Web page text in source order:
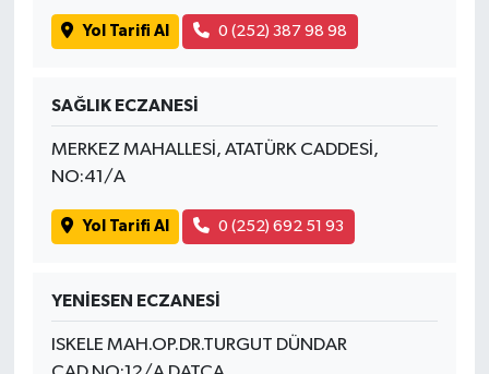
Yol Tarifi Al 0 (252) 387 98 98
SAĞLIK ECZANESİ
MERKEZ MAHALLESİ, ATATÜRK CADDESİ,
NO:41/A
Yol Tarifi Al 0 (252) 692 51 93
YENİESEN ECZANESİ
ISKELE MAH.OP.DR.TURGUT DÜNDAR